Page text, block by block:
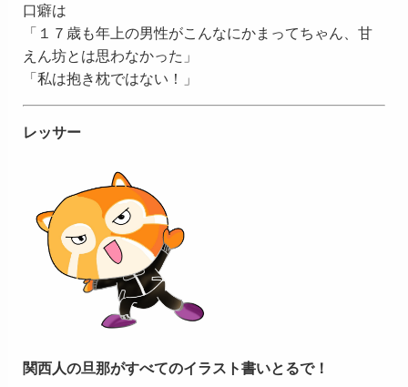
口癖は
「１７歳も年上の男性がこんなにかまってちゃん、甘
えん坊とは思わなかった」
「私は抱き枕ではない！」
レッサー
関西人の旦那がすべてのイラスト書いとるで！